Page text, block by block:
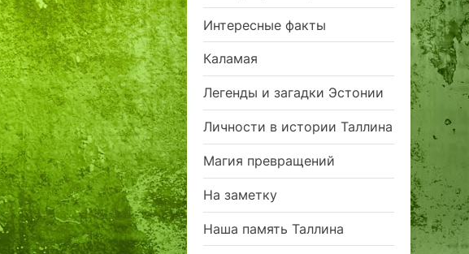
Интересные факты
Каламая
Легенды и загадки Эстонии
Личности в истории Таллина
Магия превращений
На заметку
Наша память Таллина